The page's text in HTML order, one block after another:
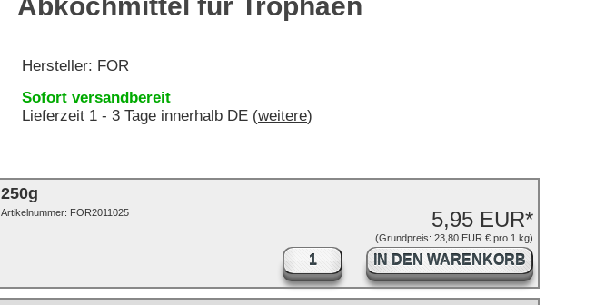
Hersteller: FOR
Sofort versandbereit
Lieferzeit 1 - 3 Tage innerhalb DE (weitere)
250g
5,95 EUR*
(Grundpreis: 23,80 EUR € pro 1 kg)
Artikelnummer: FOR2011025
IN DEN WARENKORB